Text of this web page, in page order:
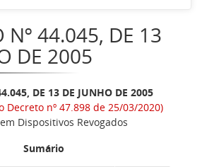
Nº 44.045, DE 13
DE 2005
DE 13 DE JUNHO DE 2005
Decreto nº 47.898 de 25/03/2020)
Dispositivos Revogados
Sumário